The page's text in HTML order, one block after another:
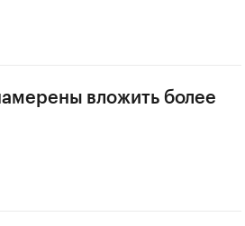
вложить более